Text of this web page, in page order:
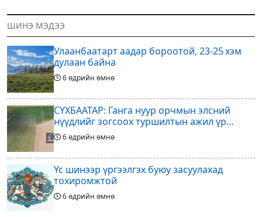
өнөөдөр/2026.07.31/ болно. Энэ
өдөрлөгийн оргил тулааны
эзэд нь бантам жингийн аварга
Хиердэнийг хүлээн авч уулзан,
ажиллагааны өнөөгийн байдал
болон цаашдын
ШИНЭ МЭДЭЭ
Улаанбаатарт аадар бороотой, 23-25 хэм
дулаан байна
6 өдрийн өмнө
СҮХБААТАР: Ганга нуур орчмын элсний
нүүдлийг зогсоох туршилтын ажил үр
дүнгээ өгч эхэлжээ
6 өдрийн өмнө
Үс шинээр үргээлгэх буюу засуулахад
тохиромжтой
6 өдрийн өмнө